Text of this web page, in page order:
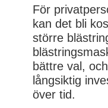
För
kan det bli
större
bättre val,
långsiktig
över tid.